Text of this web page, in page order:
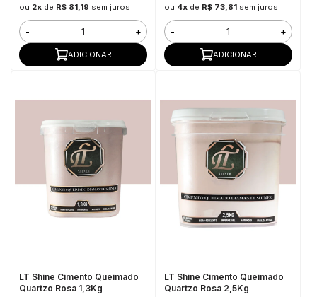
ou 2xde R$ 81,19 sem juros
- +
ADICIONAR
ou 4xde R$ 73,81 sem juros
- +
ADICIONAR
LT Shine Cimento Queimado
Quartzo Rosa 1,3Kg
LT Shine Cimento Queimado
Quartzo Rosa 2,5Kg